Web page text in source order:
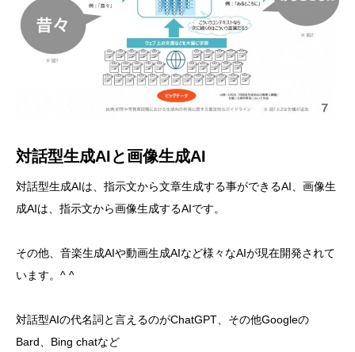
対話型生成AIと画像生成AI
対話型生成AIは、指示文から文章生成する事ができるAI、画像生
成AIは、指示文から画像生成するAIです。
その他、音楽生成AIや動画生成AIなど様々なAIが現在開発されて
います。^ ^
対話型AIの代名詞と言えるのがChatGPT、その他Googleの
Bard、Bing chatなど